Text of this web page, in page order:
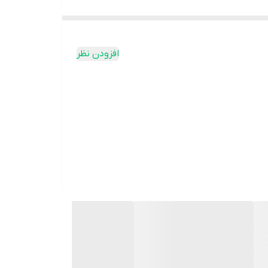
کلینیک‌ها، مراکز مراقبتی و همچنین
افزودن نظر